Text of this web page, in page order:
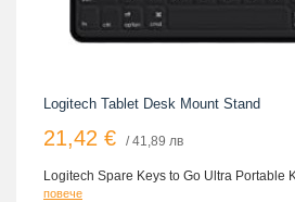
Logitech Tablet Desk Mount Stand
21,42 € / 41,89 лв
Logitech Spare Keys to Go Ultra Portable
повече